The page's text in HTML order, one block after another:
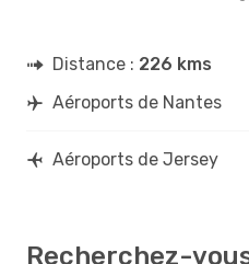
Distance : 226 kms
Aéroports de Nantes
Aéroports de Jersey
Recherchez-